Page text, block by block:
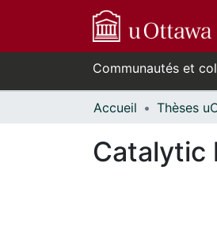
Communautés et
Accueil
Catalytic